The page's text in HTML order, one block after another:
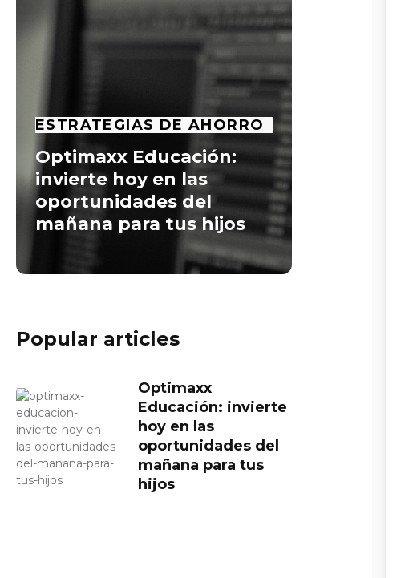
ESTRATEGIAS DE AHORRO
Optimaxx Educación:
invierte hoy en las
oportunidades del
mañana para tus hijos
Popular articles
Optimaxx
Educación: invierte
hoy en las
oportunidades del
mañana para tus
hijos